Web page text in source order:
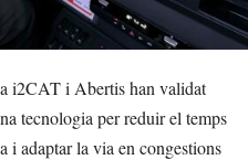
i2CAT i Abertis han validat
tecnologia per reduir el temps
i adaptar la via en congestions